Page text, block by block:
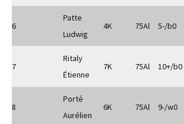
6
Patte
Ludwig
4K 75Al 5-/b0
7
Ritaly
Étienne
7K 75Al 10+/b0
8
Porté
Aurélien
6K 75Al 9-/w0